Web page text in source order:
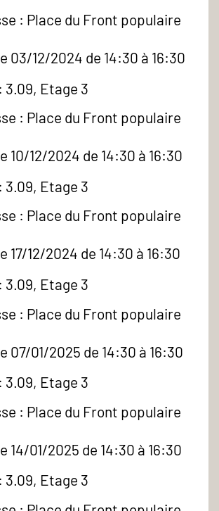
: Place du Front populaire
03/12/2024 de 14:30 à 16:30
3.09, Etage 3
: Place du Front populaire
10/12/2024 de 14:30 à 16:30
3.09, Etage 3
: Place du Front populaire
17/12/2024 de 14:30 à 16:30
3.09, Etage 3
: Place du Front populaire
07/01/2025 de 14:30 à 16:30
3.09, Etage 3
: Place du Front populaire
14/01/2025 de 14:30 à 16:30
3.09, Etage 3